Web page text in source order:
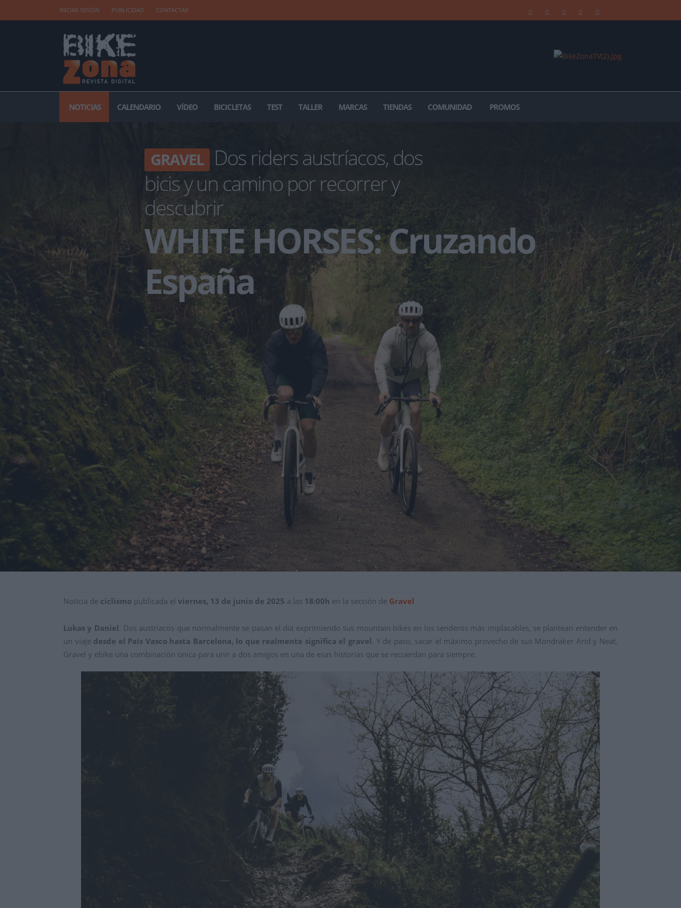
INICIAR SESIÓN PUBLICIDAD CONTACTAR
NOTICIAS CALENDARIO VÍDEO BICICLETAS TEST TALLER MARCAS TIENDAS COMUNIDAD PROMOS
GRAVEL Dos riders austríacos, dos
bicis y un camino por recorrer y
descubrir
WHITE HORSES: Cruzando
España
Noticia de ciclismo publicada el viernes, 13 de junio de 2025 a las 18:00h en la sección de Gravel
Lukas y Daniel. Dos austriacos que normalmente se pasan el día exprimiendo sus mountain bikes en los senderos más implacables, se plantean entender en
un viaje desde el País Vasco hasta Barcelona, lo que realmente significa el gravel. Y de paso, sacar el máximo provecho de sus Mondraker Arid y Neat.
Gravel y ebike una combinación única para unir a dos amigos en una de esas historias que se recuerdan para siempre.